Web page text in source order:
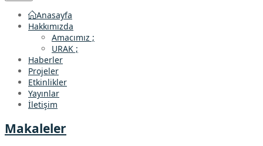
Anasayfa
Hakkımızda
Amacımız ;
URAK ;
Haberler
Projeler
Etkinlikler
Yayınlar
İletişim
Makaleler